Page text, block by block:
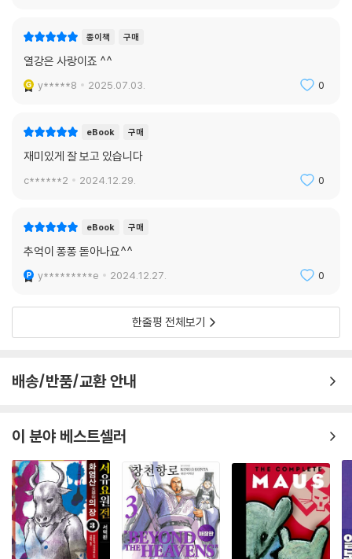
종이책 구매
열강은 사랑이죠 ^^
y*****8 2025.07.03. 0
eBook 구매
재미있게 잘 보고 있습니다
c******2 2024.12.29. 0
eBook 구매
추억이 퐁퐁 돋아나요^^
y*********e 2024.12.27. 0
한줄평 전체보기
배송/반품/교환 안내
이 분야 베스트셀러